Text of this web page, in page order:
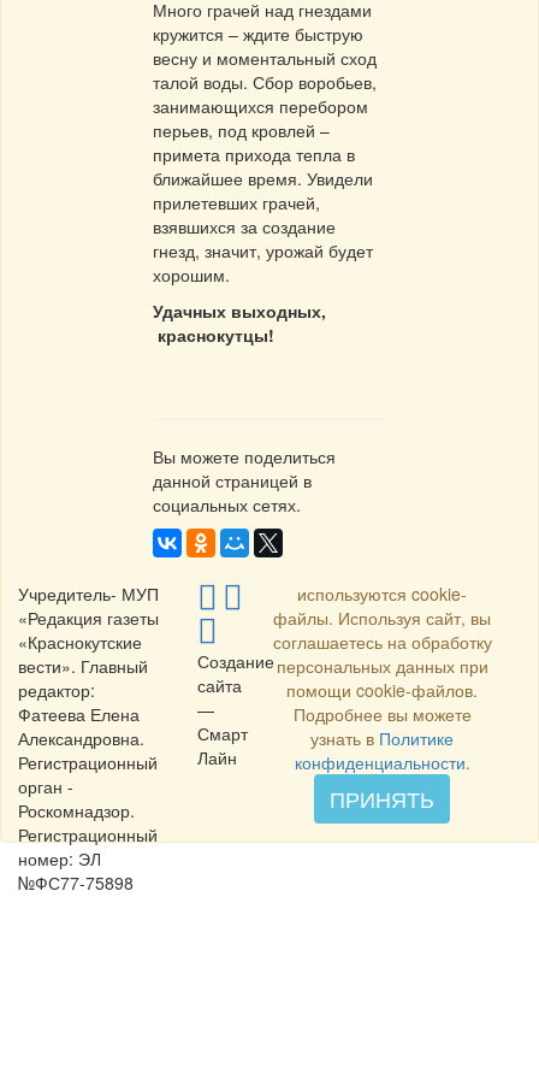
Много грачей над гнездами
кружится – ждите быструю
весну и моментальный сход
талой воды. Сбор воробьев,
занимающихся перебором
перьев, под кровлей –
примета прихода тепла в
ближайшее время. Увидели
прилетевших грачей,
взявшихся за создание
гнезд, значит, урожай будет
хорошим.
Удачных выходных,
краснокутцы!
Вы можете поделиться
данной страницей в
социальных сетях.
Учредитель- МУП
«Редакция газеты
«Краснокутские
вести». Главный
редактор:
Фатеева Елена
Александровна.
Регистрационный
орган -
Роскомнадзор.
Регистрационный
номер: ЭЛ
№ФС77-75898
Создание
сайта
—
Смарт
Лайн
используются cookie-
файлы. Используя сайт, вы
соглашаетесь на обработку
персональных данных при
помощи cookie-файлов.
Подробнее вы можете
узнать в Политике
конфиденциальности.
ПРИНЯТЬ